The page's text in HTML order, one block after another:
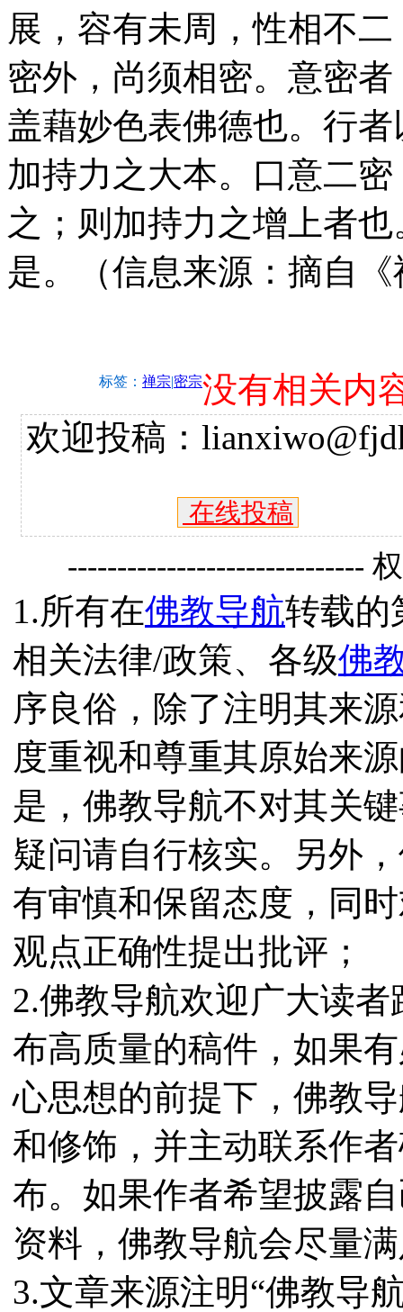
展，容有未周，性相不
密外，尚须相密。意密
盖藉妙色表佛德也。行
加持力之大本。口意二
之；则加持力之增上者
是。（信息来源：摘自《
标签： 禅宗|密宗没有相关内
欢迎投稿：
在线投稿
------------------------------
1.所有在佛教导航转载的
相关法律/政策、各级佛
序良俗，除了注明其来
度重视和尊重其原始来
是，佛教导航不对其关
疑问请自行核实。另外
有审慎和保留态度，同
观点正确性提出批评；
2.佛教导航欢迎广大读
布高质量的稿件，如果
心思想的前提下，佛教
和修饰，并主动联系作
布。如果作者希望披露
资料，佛教导航会尽量
3.文章来源注明“佛教导